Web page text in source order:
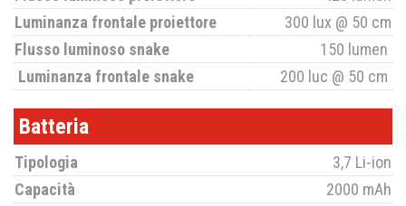
Luminanza frontale proiettore
300 lux @ 50 cm
Flusso luminoso snake
150 lumen
Luminanza frontale snake
200 luc @ 50 cm
Batteria
Tipologia
3,7 Li-ion
Capacità
2000 mAh